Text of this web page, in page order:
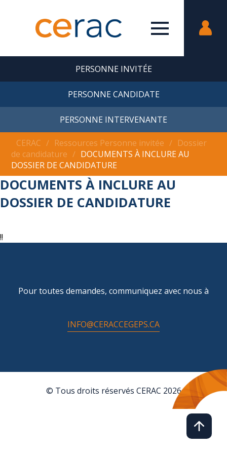
PERSONNE INVITÉE
PERSONNE CANDIDATE
PERSONNE INTERVENANTE
CERAC ∕ Ressources Personne invitée ∕ Dossier
de candidature ∕ DOCUMENTS À INCLURE AU
DOSSIER DE CANDIDATURE
DOCUMENTS À INCLURE AU
DOSSIER DE CANDIDATURE
!!
Pour toutes demandes, communiquez avec nous à
INFO@CERACCEGEPS.CA
© Tous droits réservés CERAC 2026